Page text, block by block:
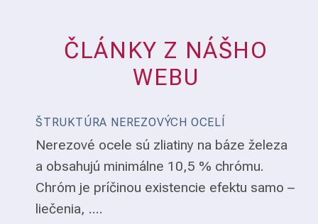
ČLÁNKY Z NÁŠHO
WEBU
ŠTRUKTÚRA NEREZOVÝCH OCELÍ
Nerezové ocele sú zliatiny na báze železa
a obsahujú minimálne 10,5 % chrómu.
Chróm je príčinou existencie efektu samo –
liečenia, ....